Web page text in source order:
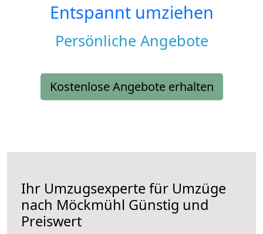
Entspannt umziehen
Persönliche Angebote
Kostenlose Angebote erhalten
Ihr Umzugsexperte für Umzüge
nach Möckmühl Günstig und
Preiswert